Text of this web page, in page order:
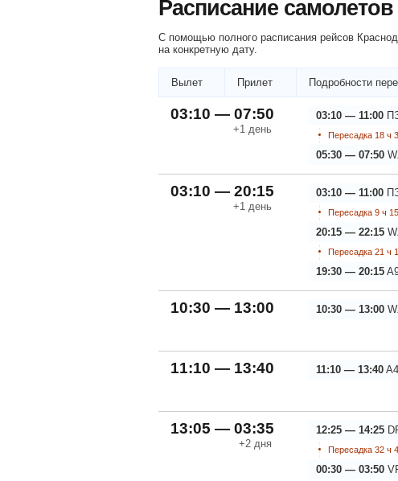
Расписание самолетов
С помощью полного расписания рейсов
на конкретную дату.
Вылет Прилет Подробности
03:10 — 07:50
+1 день
03:10 — 11:00
Пересадка 18 ч
05:30 — 07:50
03:10 — 20:15
+1 день
03:10 — 11:00
Пересадка 9 ч
20:15 — 22:15
Пересадка 21 ч
19:30 — 20:15
10:30 — 13:00 10:30 — 13:00
11:10 — 13:40 11:10 — 13:40
13:05 — 03:35
+2 дня
12:25 — 14:25
Пересадка 32 ч
00:30 — 03:50